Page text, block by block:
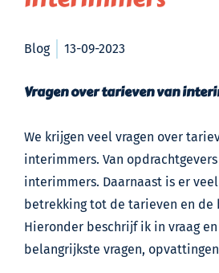
Blog 13-09-2023
Vragen over tarieven van
We krijgen veel vragen over
interimmers. Van
interimmers. Daarnaast is er
betrekking tot de tarieven en de
Hieronder beschrijf ik in vraag
belangrijkste vragen,